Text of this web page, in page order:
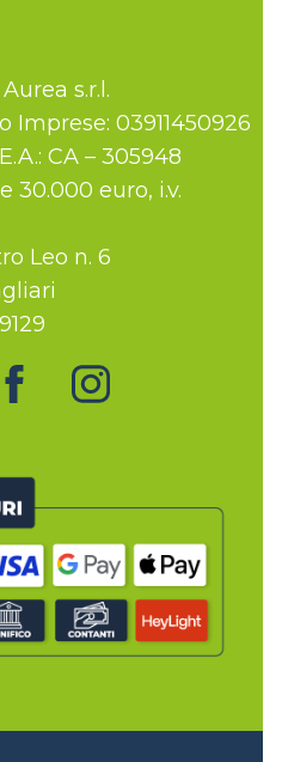
s.r.l.
Imprese: 03911450926
CA – 305948
30.000 euro, i.v.
Leo n. 6